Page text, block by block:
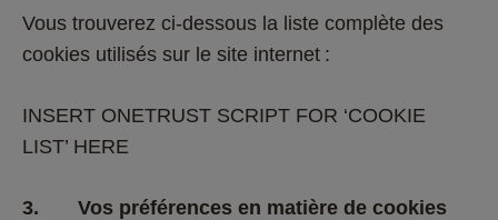
Vous trouverez ci-dessous la liste complète des
cookies utilisés sur le site internet :
INSERT ONETRUST SCRIPT FOR ‘COOKIE
LIST’ HERE
3.       Vos préférences en matière de cookies